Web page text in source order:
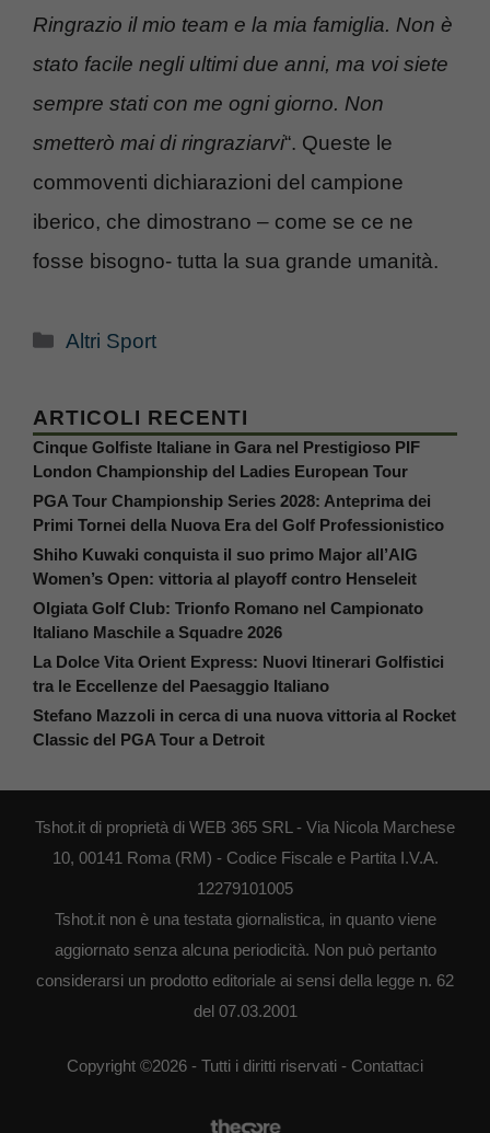
Ringrazio il mio team e la mia famiglia. Non è
stato facile negli ultimi due anni, ma voi siete
sempre stati con me ogni giorno. Non
smetterò mai di ringraziarvi“. Queste le
commoventi dichiarazioni del campione
iberico, che dimostrano – come se ce ne
fosse bisogno- tutta la sua grande umanità.
Categorie
Altri Sport
ARTICOLI RECENTI
Cinque Golfiste Italiane in Gara nel Prestigioso PIF
London Championship del Ladies European Tour
PGA Tour Championship Series 2028: Anteprima dei
Primi Tornei della Nuova Era del Golf Professionistico
Shiho Kuwaki conquista il suo primo Major all’AIG
Women’s Open: vittoria al playoff contro Henseleit
Olgiata Golf Club: Trionfo Romano nel Campionato
Italiano Maschile a Squadre 2026
La Dolce Vita Orient Express: Nuovi Itinerari Golfistici
tra le Eccellenze del Paesaggio Italiano
Stefano Mazzoli in cerca di una nuova vittoria al Rocket
Classic del PGA Tour a Detroit
Tshot.it di proprietà di WEB 365 SRL - Via Nicola Marchese
10, 00141 Roma (RM) - Codice Fiscale e Partita I.V.A.
12279101005
Tshot.it non è una testata giornalistica, in quanto viene
aggiornato senza alcuna periodicità. Non può pertanto
considerarsi un prodotto editoriale ai sensi della legge n. 62
del 07.03.2001
Copyright ©2026 - Tutti i diritti riservati - Contattaci